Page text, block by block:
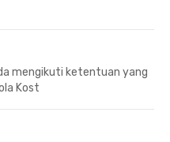
mengikuti ketentuan yang
Kost